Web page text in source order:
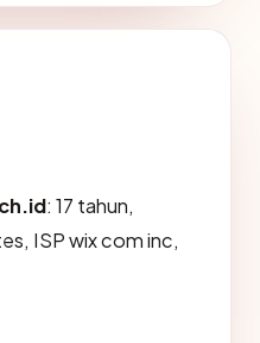
: 17 tahun,
ISP wix com inc,